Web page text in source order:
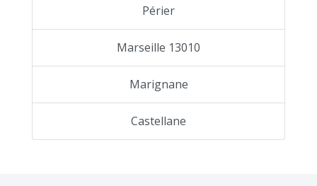
Périer
Marseille 13010
Marignane
Castellane